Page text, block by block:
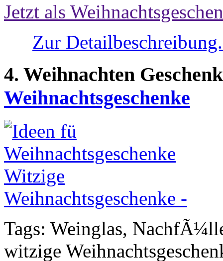
Jetzt als
Zur
4. Weihnachten
Weihnachtsgeschenke
Tags: Weinglas,
witzige